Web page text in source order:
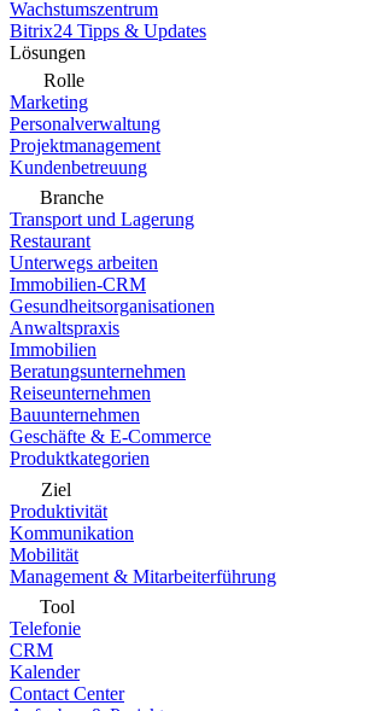
Wachstumszentrum
Bitrix24 Tipps & Updates
Lösungen
Rolle
Marketing
Personalverwaltung
Projektmanagement
Kundenbetreuung
Branche
Transport und Lagerung
Restaurant
Unterwegs arbeiten
Immobilien-CRM
Gesundheitsorganisationen
Anwaltspraxis
Immobilien
Beratungsunternehmen
Reiseunternehmen
Bauunternehmen
Geschäfte & E-Commerce
Produktkategorien
Ziel
Produktivität
Kommunikation
Mobilität
Management & Mitarbeiterführung
Tool
Telefonie
CRM
Kalender
Contact Center